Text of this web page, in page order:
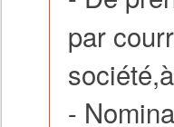
par
-